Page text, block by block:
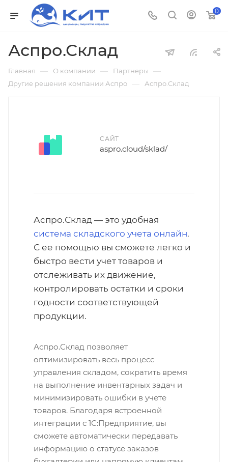
0
Аспро.Склад
Главная — О компании — Партнеры —
Другие решения компании Аспро — Аспро.Склад
САЙТ
aspro.cloud/sklad/
Аспро.Склад — это удобная
система складского учета онлайн.
С ее помощью вы сможете легко и
быстро вести учет товаров и
отслеживать их движение,
контролировать остатки и сроки
годности соответствующей
продукции.
Аспро.Склад позволяет
оптимизировать весь процесс
управления складом, сократить время
на выполнение инвентарных задач и
минимизировать ошибки в учете
товаров. Благодаря встроенной
интеграции с 1С:Предприятие, вы
сможете автоматически передавать
информацию о статусе заказов